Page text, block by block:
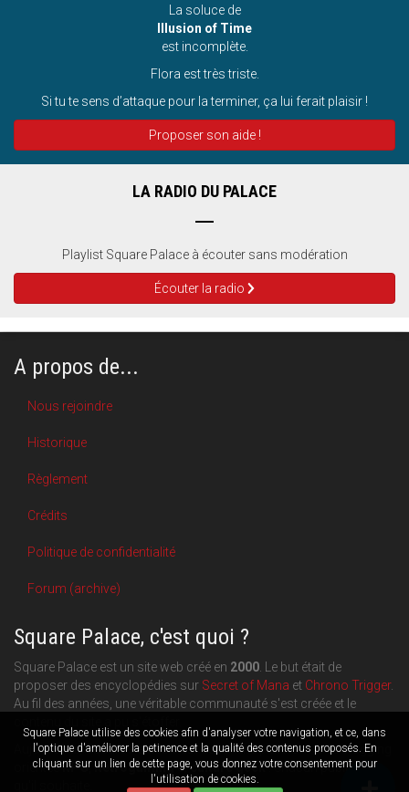
Square Palace utilise des cookies afin d'analyser votre navigation, et ce, dans
l'optique d'améliorer la petinence et la qualité des contenus proposés. En
cliquant sur un lien de cette page, vous donnez votre consentement pour
l'utilisation de cookies.
La soluce de
Illusion of Time
est incomplète.
Flora est très triste.
Si tu te sens d’attaque pour la terminer, ça lui ferait plaisir !
Proposer son aide !
LA RADIO DU PALACE
Playlist Square Palace à écouter sans modération
Écouter la radio
A propos de...
Nous rejoindre
Historique
Règlement
Crédits
Politique de confidentialité
Forum (archive)
Square Palace, c'est quoi ?
Square Palace est un site web créé en 2000 . Le but était de
proposer des encyclopédies sur Secret of Mana et Chrono Trigger.
Au fil des années, une véritable communauté s'est créée et le
Aujourd'hui, Square Palace c'est aussi une plateforme de blogging
orientéeRPG, Retrogamingetculture geek: chacun publie ce